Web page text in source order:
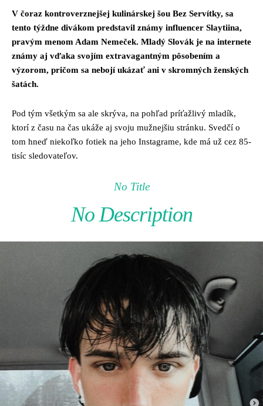
V čoraz kontroverznejšej kulinárskej šou Bez Servítky, sa
tento týždne divákom predstavil známy influencer Slaytiina,
pravým menom Adam Nemeček. Mladý Slovák je na internete
známy aj vďaka svojím extravagantným pôsobením a
výzorom, pričom sa nebojí ukázať ani v skromných ženských
šatách.
Pod tým všetkým sa ale skrýva, na pohľad príťažlivý mladík,
ktorí z času na čas ukáže aj svoju mužnejšiu stránku. Svedčí o
tom hneď niekoľko fotiek na jeho Instagrame, kde má už cez 85-
tisíc sledovateľov.
No Title
No Description